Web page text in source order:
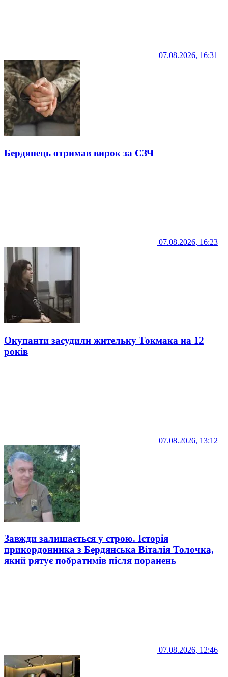
07.08.2026, 16:31
Бердянець отримав вирок за СЗЧ
07.08.2026, 16:23
Окупанти засудили жительку Токмака на 12
років
07.08.2026, 13:12
Завжди залишається у строю. Історія
прикордонника з Бердянська Віталія Толочка,
який рятує побратимів після поранень
07.08.2026, 12:46